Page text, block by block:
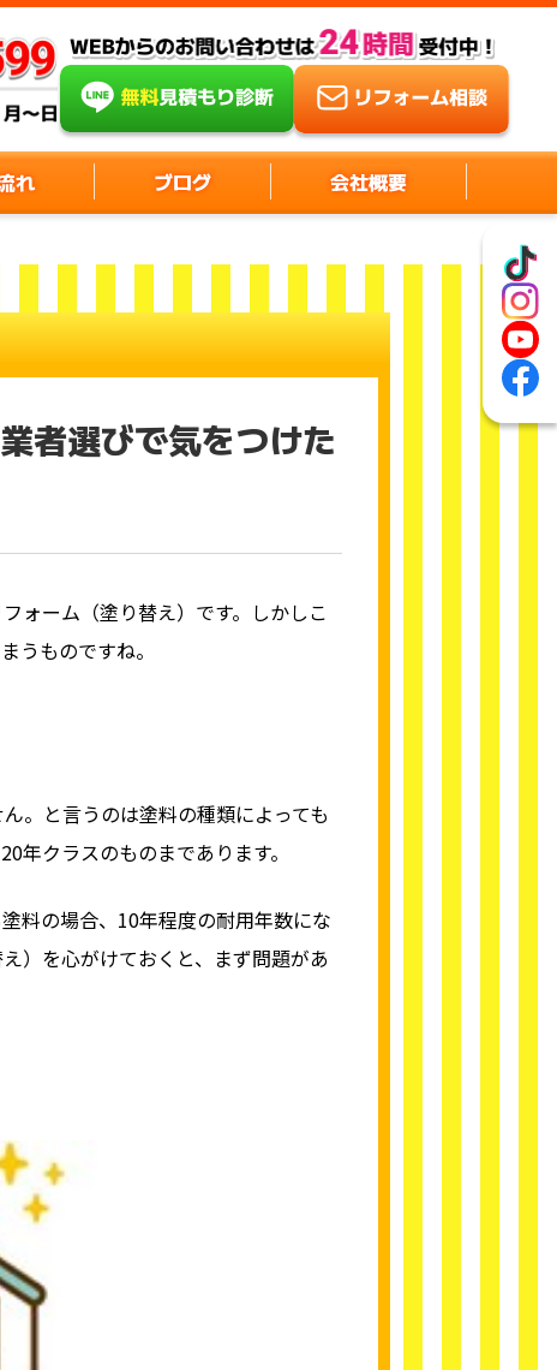
れ ブログ
会社概要
者選びで気をつけた
ォーム（塗り替え）です。しかしこ
うものですね。
。と言うのは塗料の種類によっても
年クラスのものまであります。
料の場合、10年程度の耐用年数にな
）を心がけておくと、まず問題があ